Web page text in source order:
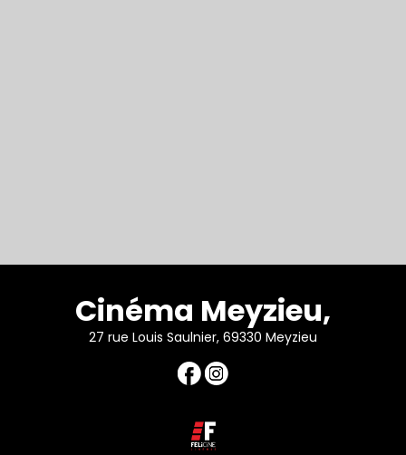
Cinéma Meyzieu,
27 rue Louis Saulnier, 69330 Meyzieu